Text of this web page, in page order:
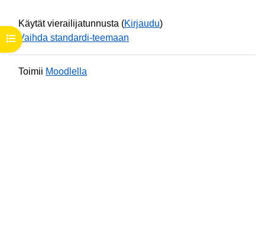
Avaa kurssisisältö
Käytät vierailijatunnusta (Kirjaudu)
Vaihda standardi-teemaan
Toimii Moodlella